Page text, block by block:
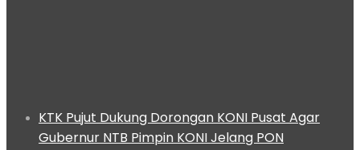
KTK Pujut Dukung Dorongan KONI Pusat Agar
Gubernur NTB Pimpin KONI Jelang PON